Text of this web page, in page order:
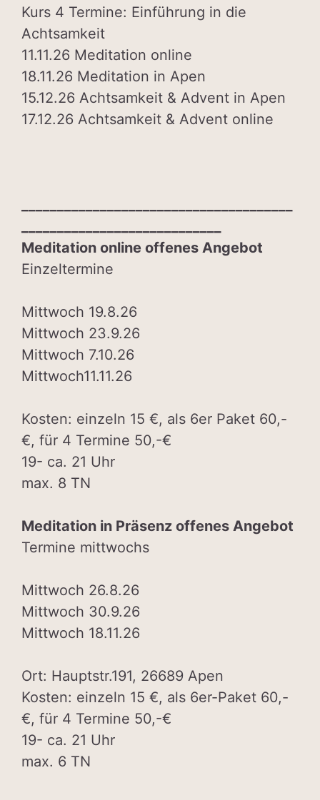
Kurs 4 Termine: Einführung in die
Achtsamkeit
11.11.26 Meditation online
18.11.26 Meditation in Apen
15.12.26 Achtsamkeit & Advent in Apen
17.12.26 Achtsamkeit & Advent online
Meditation online offenes Angebot
Einzeltermine
Mittwoch 19.8.26
Mittwoch 23.9.26
Mittwoch 7.10.26
Mittwoch11.11.26
Kosten: einzeln 15 €, als 6er Paket 60,-
€, für 4 Termine 50,-€
19- ca. 21 Uhr
max. 8 TN
Meditation in Präsenz offenes Angebot
Termine mittwochs
Mittwoch 26.8.26
Mittwoch 30.9.26
Mittwoch 18.11.26
Ort: Hauptstr.191, 26689 Apen
Kosten: einzeln 15 €, als 6er-Paket 60,-
€, für 4 Termine 50,-€
19- ca. 21 Uhr
max. 6 TN